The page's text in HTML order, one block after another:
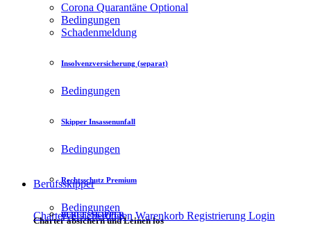
Corona Quarantäne Optional
Bedingungen
Schadenmeldung
Insolvenzversicherung (separat)
Bedingungen
Skipper Insassenunfall
Bedingungen
Rechtsschutz Premium
Bedingungen
Charter absichern und Leinen los
CharterversicherungenWarenkorb Registrierung Login
Berufsskipper
BERUFSSKIPPER